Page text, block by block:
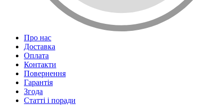
Про нас
Доставка
Оплата
Контакти
Повернення
Гарантія
Згода
Статті і поради